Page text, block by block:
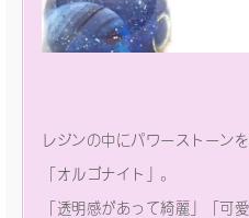
レジンの中にパワーストーン
「オルゴナイト」。
「透明感があって綺麗」「可